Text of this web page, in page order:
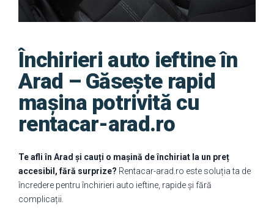
Închirieri auto ieftine în
Arad – Găsește rapid
mașina potrivită cu
rentacar-arad.ro
Te afli în Arad și cauți o mașină de închiriat la un preț
accesibil, fără surprize? Rentacar-arad.ro este soluția ta de
încredere pentru închirieri auto ieftine, rapide și fără
complicații.